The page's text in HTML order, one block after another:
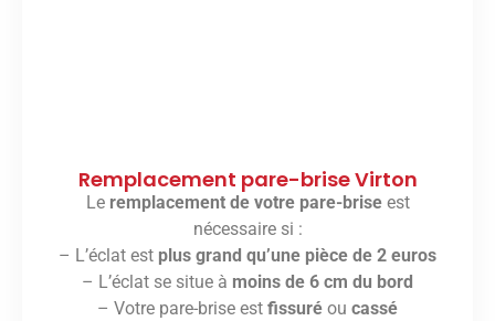
Remplacement pare-brise Virton
Le remplacement de votre pare-briseest
nécessaire si :
– L’éclat est plus grand qu’une pièce de 2 euros
– L’éclat se situe à moins de 6 cm du bord
– Votre pare-brise est fissuré ou cassé